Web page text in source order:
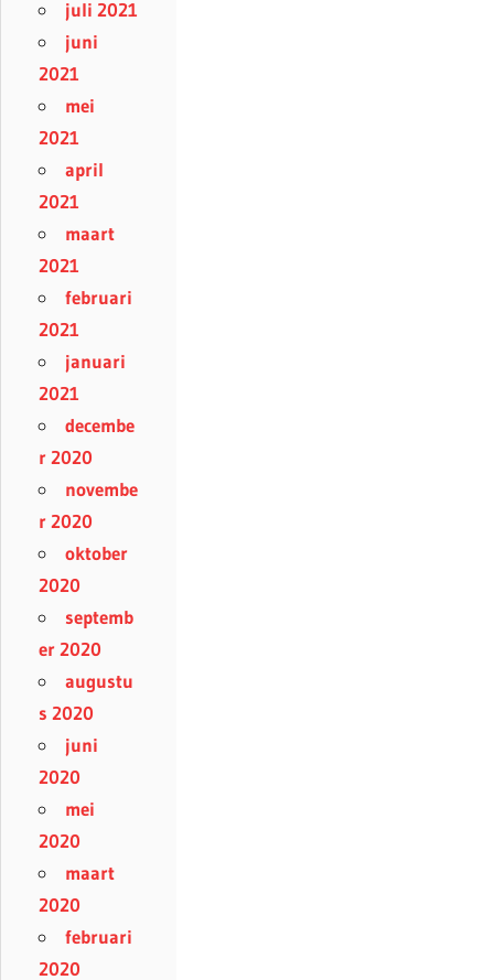
juli 2021
juni
2021
mei
2021
april
2021
maart
2021
februari
2021
januari
2021
decembe
r 2020
novembe
r 2020
oktober
2020
septemb
er 2020
augustu
s 2020
juni
2020
mei
2020
maart
2020
februari
2020